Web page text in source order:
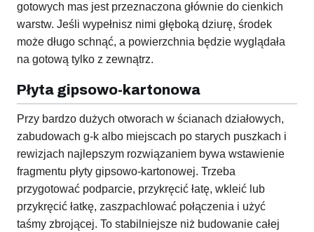
gotowych mas jest przeznaczona głównie do cienkich
warstw. Jeśli wypełnisz nimi głęboką dziurę, środek
może długo schnąć, a powierzchnia będzie wyglądała
na gotową tylko z zewnątrz.
Płyta gipsowo-kartonowa
Przy bardzo dużych otworach w ścianach działowych,
zabudowach g-k albo miejscach po starych puszkach i
rewizjach najlepszym rozwiązaniem bywa wstawienie
fragmentu płyty gipsowo-kartonowej. Trzeba
przygotować podparcie, przykręcić łatę, wkleić lub
przykręcić łatkę, zaszpachlować połączenia i użyć
taśmy zbrojącej. To stabilniejsze niż budowanie całej